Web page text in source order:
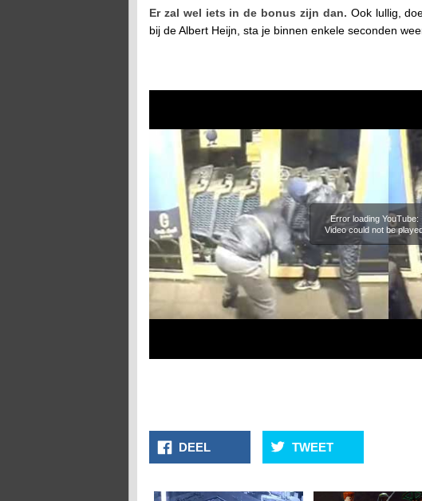
Er zal wel iets in de bonus zijn dan. Ook lullig,
bij de Albert Heijn, sta je binnen enkele seconden
Error loading YouTube:
Video could not be played
DEEL TWEET